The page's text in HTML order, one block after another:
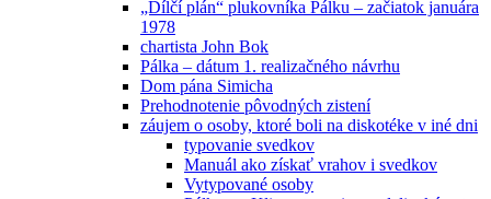
„Dílčí plán“ plukovníka Pálku – začiatok januára
1978
chartista John Bok
Pálka – dátum 1. realizačného návrhu
Dom pána Simicha
Prehodnotenie pôvodných zistení
záujem o osoby, ktoré boli na diskotéke v iné dni
typovanie svedkov
Manuál ako získať vrahov i svedkov
Vytypované osoby